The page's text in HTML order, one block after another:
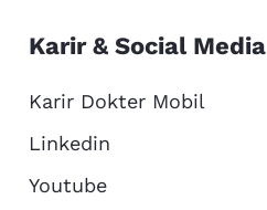
Karir & Social Media
Karir Dokter Mobil
Linkedin
Youtube